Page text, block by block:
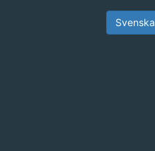
Svenska